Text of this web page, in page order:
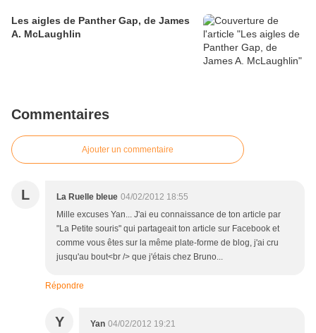
Les aigles de Panther Gap, de James
A. McLaughlin
Commentaires
Ajouter un commentaire
L La Ruelle bleue 04/02/2012 18:55
Mille excuses Yan... J'ai eu connaissance de ton article par
"La Petite souris" qui partageait ton article sur Facebook et
comme vous êtes sur la même plate-forme de blog, j'ai cru
jusqu'au bout<br /> que j'étais chez Bruno...
Répondre
Y Yan 04/02/2012 19:21